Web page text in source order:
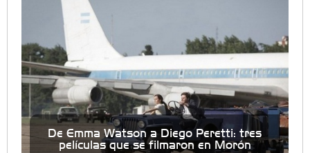
De Emma Watson a Diego Peretti: tres
películas que se filmaron en Morón